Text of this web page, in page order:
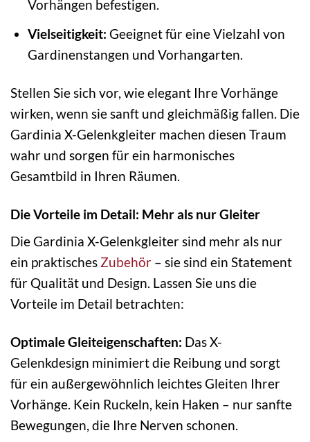
Vorhängen befestigen.
Vielseitigkeit: Geeignet für eine Vielzahl von
Gardinenstangen und Vorhangarten.
Stellen Sie sich vor, wie elegant Ihre Vorhänge
wirken, wenn sie sanft und gleichmäßig fallen. Die
Gardinia X-Gelenkgleiter machen diesen Traum
wahr und sorgen für ein harmonisches
Gesamtbild in Ihren Räumen.
Die Vorteile im Detail: Mehr als nur Gleiter
Die Gardinia X-Gelenkgleiter sind mehr als nur
ein praktisches Zubehör – sie sind ein Statement
für Qualität und Design. Lassen Sie uns die
Vorteile im Detail betrachten:
Optimale Gleiteigenschaften: Das X-
Gelenkdesign minimiert die Reibung und sorgt
für ein außergewöhnlich leichtes Gleiten Ihrer
Vorhänge. Kein Ruckeln, kein Haken – nur sanfte
Bewegungen, die Ihre Nerven schonen.